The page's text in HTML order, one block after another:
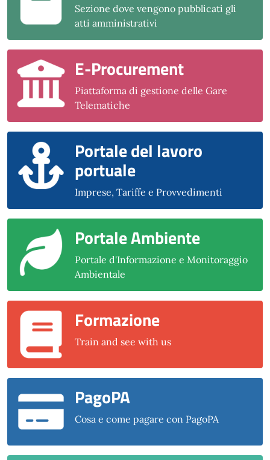
Sezione dove vengono pubblicati gli
atti amministrativi
E-Procurement
Piattaforma di gestione delle Gare
Telematiche
Portale del lavoro
portuale
Imprese, Tariffe e Provvedimenti
Portale Ambiente
Portale d'Informazione e Monitoraggio
Ambientale
Formazione
Train and see with us
PagoPA
Cosa e come pagare con PagoPA